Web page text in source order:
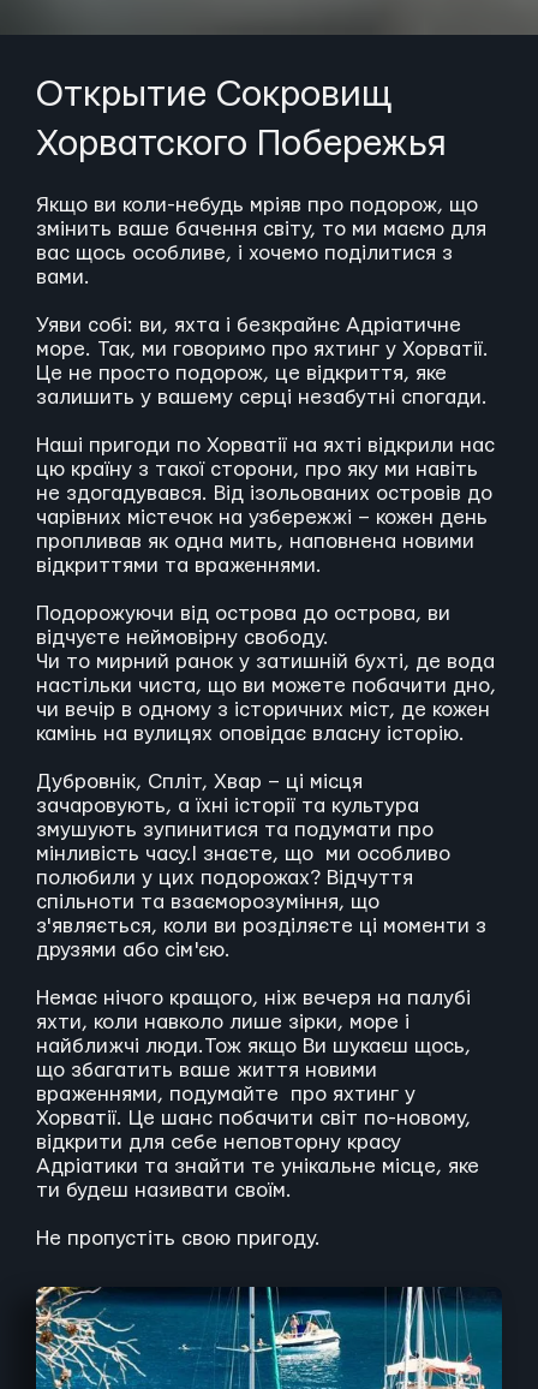
Открытие Сокровищ
Хорватского Побережья
Якщо ви коли-небудь мріяв про подорож, що
змінить ваше бачення світу, то ми маємо для
вас щось особливе, і хочемо поділитися з
вами.
Уяви собі: ви, яхта і безкрайнє Адріатичне
море. Так, ми говоримо про яхтинг у Хорватії.
Це не просто подорож, це відкриття, яке
залишить у вашему серці незабутні спогади.
Наші пригоди по Хорватії на яхті відкрили нас
цю країну з такої сторони, про яку ми навіть
не здогадувався. Від ізольованих островів до
чарівних містечок на узбережжі – кожен день
пропливав як одна мить, наповнена новими
відкриттями та враженнями.
Подорожуючи від острова до острова, ви
відчуєте неймовірну свободу.
Чи то мирний ранок у затишній бухті, де вода
настільки чиста, що ви можете побачити дно,
чи вечір в одному з історичних міст, де кожен
камінь на вулицях оповідає власну історію.
Дубровнік, Спліт, Хвар – ці місця
зачаровують, а їхні історії та культура
змушують зупинитися та подумати про
мінливість часу.І знаєте, що ми особливо
полюбили у цих подорожах? Відчуття
спільноти та взаєморозуміння, що
з'являється, коли ви розділяєте ці моменти з
друзями або сім'єю.
Немає нічого кращого, ніж вечеря на палубі
яхти, коли навколо лише зірки, море і
найближчі люди.Тож якщо Ви шукаєш щось,
що збагатить ваше життя новими
враженнями, подумайте про яхтинг у
Хорватії. Це шанс побачити світ по-новому,
відкрити для себе неповторну красу
Адріатики та знайти те унікальне місце, яке
ти будеш називати своїм.
Не пропустіть свою пригоду.